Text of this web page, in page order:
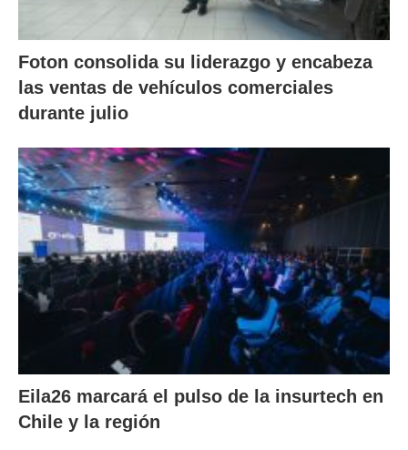
Foton consolida su liderazgo y encabeza
las ventas de vehículos comerciales
durante julio
Eila26 marcará el pulso de la insurtech en
Chile y la región